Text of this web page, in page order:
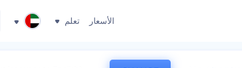
الأسعار تعلم